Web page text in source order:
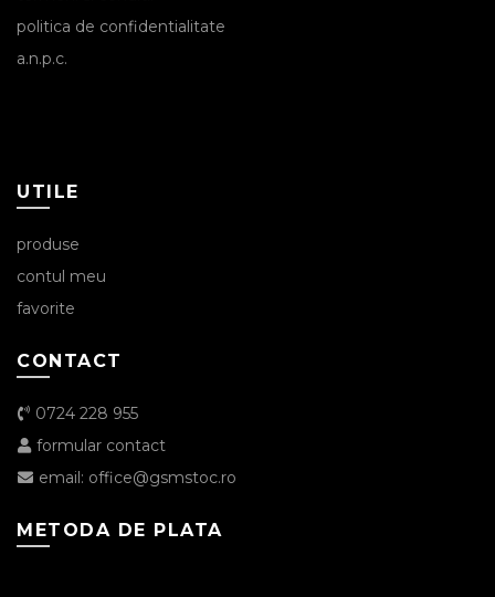
politica de confidentialitate
a.n.p.c.
UTILE
produse
contul meu
favorite
CONTACT
0724 228 955
formular contact
email: office@gsmstoc.ro
METODA DE PLATA